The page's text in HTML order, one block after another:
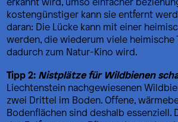
kostengünstiger kann sie entfernt
daran: Die Lücke kann mit einer
werden, die wiederum viele heimische
dadurch zum Natur-Kino wird.
Tipp 2: Nistplätze für Wildbienen
Liechtenstein nachgewiesenen
zwei Drittel im Boden. Offene,
Bodenflächen sind deshalb essenziell.